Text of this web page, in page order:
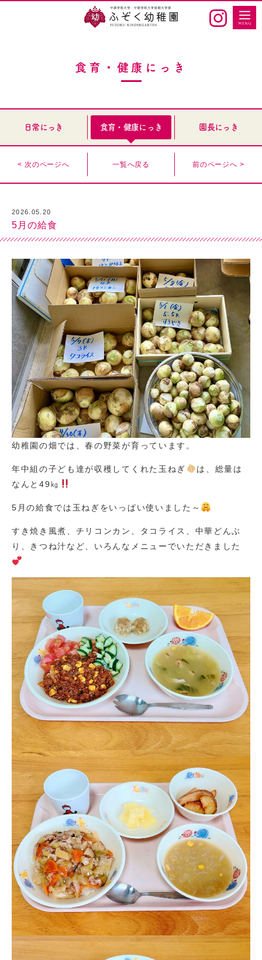
食育・健康にっき
日常にっき 食育・健康にっき 園長にっき
< 次のページへ 一覧へ戻る 前のページへ >
2026.05.20
5月の給食
幼稚園の畑では、春の野菜が育っています。
年中組の子ども達が収穫してくれた玉ねぎ
は、総量は
なんと49㎏
5月の給食では玉ねぎをいっぱい使いました～
すき焼き風煮、チリコンカン、タコライス、中華どんぶ
り、きつね汁など、いろんなメニューでいただきました